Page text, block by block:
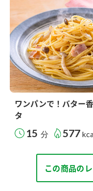
ワンパンで！バター
タ
15 分 577
この商品の